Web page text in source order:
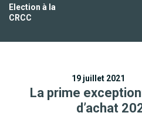
Election à la
CRCC
19 juillet 2021
La prime
d’achat